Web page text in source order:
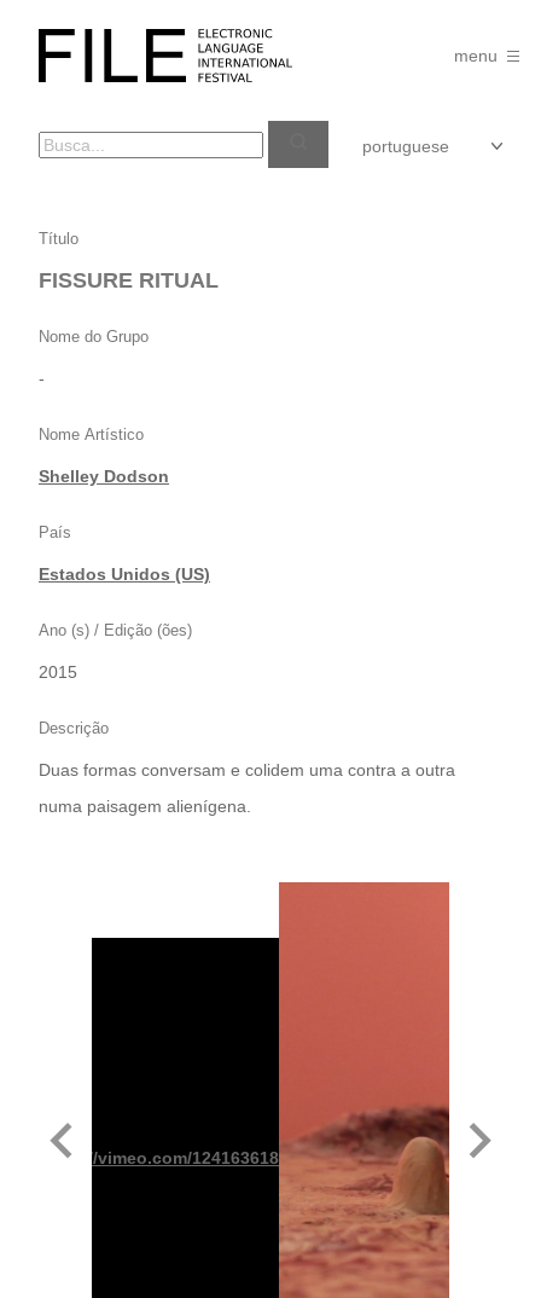
FILE
FESTIVAL
menu
FISSURE
RITUAL
Título
FISSURE RITUAL
Nome do Grupo
-
Nome Artístico
Shelley Dodson
País
Estados Unidos (US)
Ano (s) / Edição (ões)
2015
Descrição
Duas formas conversam e colidem uma contra a outra
numa paisagem alienígena.
https://vimeo.com/124163618